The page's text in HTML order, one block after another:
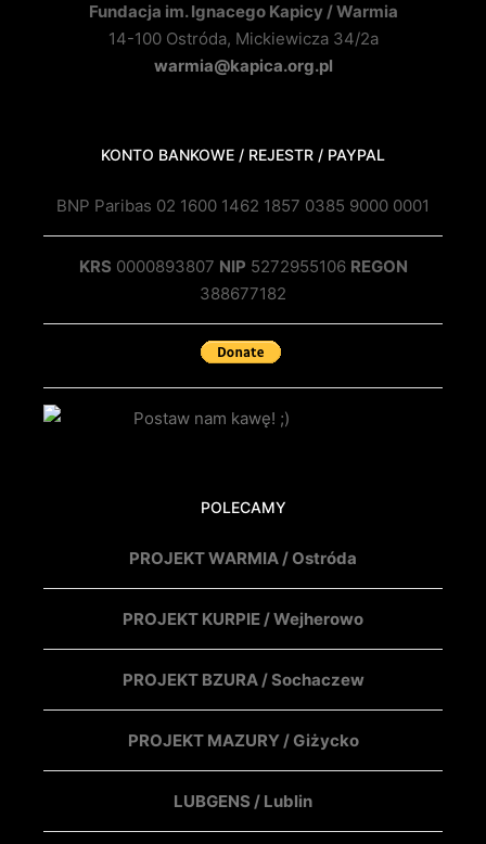
Fundacja im. Ignacego Kapicy / Warmia
14-100 Ostróda, Mickiewicza 34/2a
warmia@kapica.org.pl
KONTO BANKOWE / REJESTR / PAYPAL
BNP Paribas 02 1600 1462 1857 0385 9000 0001
KRS 0000893807 NIP 5272955106 REGON
388677182
POLECAMY
PROJEKT WARMIA / Ostróda
PROJEKT KURPIE / Wejherowo
PROJEKT BZURA / Sochaczew
PROJEKT MAZURY / Giżycko
LUBGENS / Lublin